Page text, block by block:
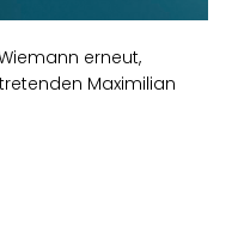
erneut,
Maximilian